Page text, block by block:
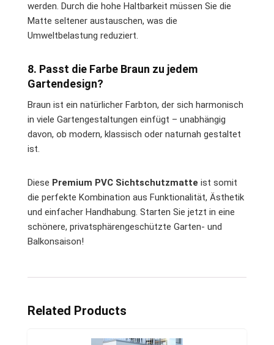
werden. Durch die hohe Haltbarkeit müssen Sie die
Matte seltener austauschen, was die
Umweltbelastung reduziert.
8. Passt die Farbe Braun zu jedem
Gartendesign?
Braun ist ein natürlicher Farbton, der sich harmonisch
in viele Gartengestaltungen einfügt – unabhängig
davon, ob modern, klassisch oder naturnah gestaltet
ist.
Diese Premium PVC Sichtschutzmatte ist somit
die perfekte Kombination aus Funktionalität, Ästhetik
und einfacher Handhabung. Starten Sie jetzt in eine
schönere, privatsphärengeschützte Garten- und
Balkonsaison!
Related Products